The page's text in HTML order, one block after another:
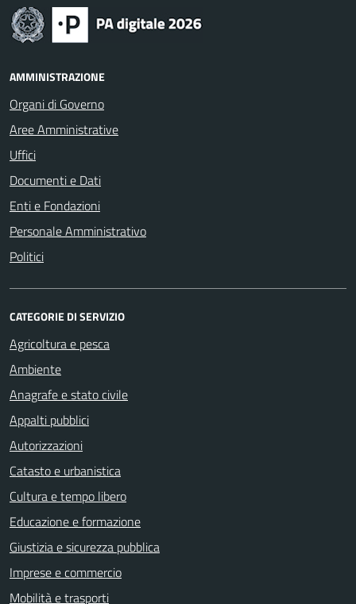
AMMINISTRAZIONE
Organi di Governo
Aree Amministrative
Uffici
Documenti e Dati
Enti e Fondazioni
Personale Amministrativo
Politici
CATEGORIE DI SERVIZIO
Agricoltura e pesca
Ambiente
Anagrafe e stato civile
Appalti pubblici
Autorizzazioni
Catasto e urbanistica
Cultura e tempo libero
Educazione e formazione
Giustizia e sicurezza pubblica
Imprese e commercio
Mobilità e trasporti